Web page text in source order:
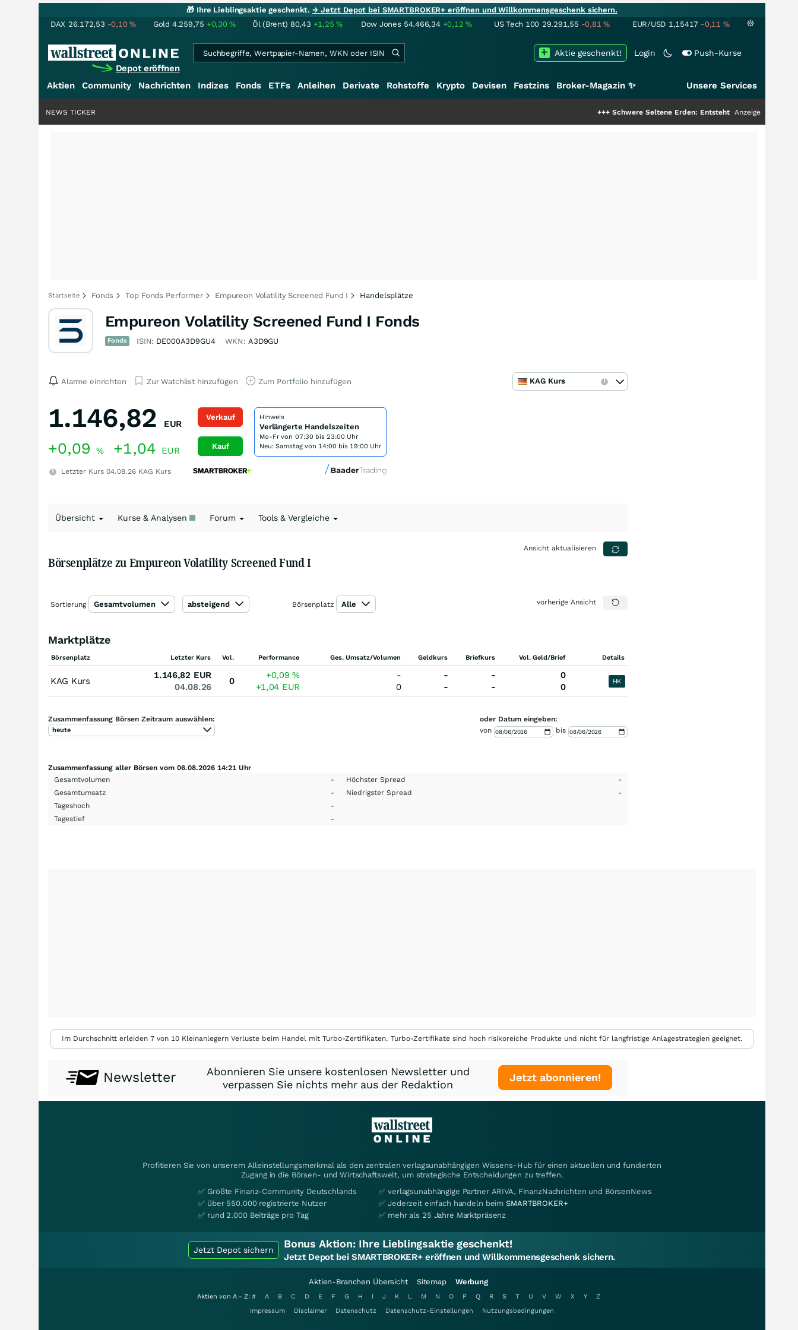
🎁 Ihre Lieblingsaktie geschenkt.→ Jetzt Depot bei SMARTBROKER+ eröffnen und Willkommensgeschenk sichern.
DAX 26.172,53 -0,10% Gold 4.259,75 +0,30% Öl (Brent) 80,43 +1,25% Dow Jones 54.466,34 +0,12% US Tech 100 29.291,55 -0,81% EUR/USD 1,15417 -0,11 %
Depot eröffnen
Login Push-Kurse
Aktie geschenkt!
Aktien Community Nachrichten Indizes Fonds ETFs Anleihen Derivate Rohstoffe Krypto Devisen Festzins Broker-Magazin ✨ Unsere Services
Schwere Seltene Erden: Entsteht hier die nächste
Anzeige
NEWS TICKER
Startseite Fonds Top Fonds Performer Empureon Volatility Screened Fund I Handelsplätze
Empureon Volatility Screened Fund I Fonds
Fonds ISIN: DE000A3D9GU4 WKN: A3D9GU
Alarme einrichten Zur Watchlist hinzufügen Zum Portfolio hinzufügen KAG Kurs
1.146,82 EUR
+0,09 % +1,04 EUR
Letzter Kurs 04.08.26 KAG Kurs
Verkauf
Kauf
Hinweis
Verlängerte Handelszeiten
Mo-Fr von 07:30 bis 23:00 Uhr
Neu: Samstag von 14:00 bis 19:00 Uhr
Übersicht Kurse & Analysen Forum Tools & Vergleiche
Börsenplätze zu Empureon Volatility Screened Fund I
Ansicht aktualisieren
Sortierung Gesamtvolumen absteigend Börsenplatz Alle vorherige Ansicht
Marktplätze
Börsenplatz Letzter Kurs Vol. Performance Ges. Umsatz/Volumen Geldkurs Briefkurs Vol. Geld/Brief Details
KAG Kurs
1.146,82 EUR
04.08.26
0
+0,09%
+1,04 EUR
-
0
-
-
-
-
0
0
HK
Zusammenfassung Börsen Zeitraum auswählen:
heute
oder Datum eingeben:
von
bis
Zusammenfassung aller Börsen vom 06.08.2026 14:21 Uhr
Gesamtvolumen
- Höchster Spread
-
Gesamtumsatz
- Niedrigster Spread
-
Tageshoch
-
Tagestief
-
Im Durchschnitt erleiden 7 von 10 Kleinanlegern Verluste beim Handel mit Turbo-Zertifikaten. Turbo-Zertifikate sind hoch risikoreiche Produkte und nicht für langfristige Anlagestrategien geeignet.
Newsletter
Abonnieren Sie unsere kostenlosen Newsletter und
verpassen Sie nichts mehr aus der Redaktion
Jetzt abonnieren!
Profitieren Sie von unserem Alleinstellungsmerkmal als den zentralen verlagsunabhängigen Wissens-Hub für einen aktuellen und fundierten
Zugang in die Börsen- und Wirtschaftswelt, um strategische Entscheidungen zu treffen.
✅ Größte Finanz-Community Deutschlands
✅ über 550.000 registrierte Nutzer
✅ rund 2.000 Beiträge pro Tag
✅ verlagsunabhängige Partner ARIVA, FinanzNachrichten und BörsenNews
✅ Jederzeit einfach handeln beimSMARTBROKER+
✅ mehr als 25 Jahre Marktpräsenz
Jetzt Depot sichern Bonus Aktion: Ihre Lieblingsaktie geschenkt!
Jetzt Depot bei SMARTBROKER+ eröffnen und Willkommensgeschenk sichern.
Aktien-Branchen Übersicht Sitemap Werbung
Aktien von A - Z: # A B C D E F G H I J K L M N O P Q R S T U V W X Y
Z
Impressum
Disclaimer Datenschutz Datenschutz-Einstellungen Nutzungsbedingungen